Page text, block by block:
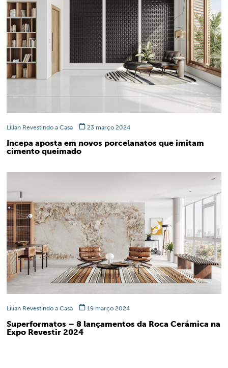
Lilian Revestindo a Casa 23 março 2024
Incepa aposta em novos porcelanatos que imitam
cimento queimado
Lilian Revestindo a Casa 19 março 2024
Superformatos – 8 lançamentos da Roca Cerámica na
Expo Revestir 2024